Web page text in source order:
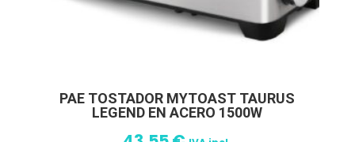
PAE TOSTADOR MYTOAST TAURUS
LEGEND EN ACERO 1500W